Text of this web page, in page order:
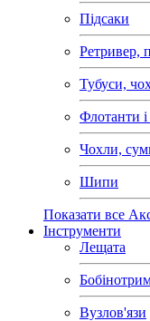
Підсаки
Ретривер,
Тубуси,
Флотанти і
Чохли,
Шипи
Показати все
Інструменти
Лещата
Вузлов'язи